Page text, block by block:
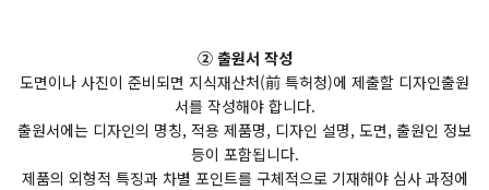
② 출원서 작성
도면이나 사진이 준비되면 지식재산처(前 특허청)에 제출할 디자인출원
서를 작성해야 합니다.
출원서에는 디자인의 명칭, 적용 제품명, 디자인 설명, 도면, 출원인 정보
등이 포함됩니다.
제품의 외형적 특징과 차별 포인트를 구체적으로 기재해야 심사 과정에